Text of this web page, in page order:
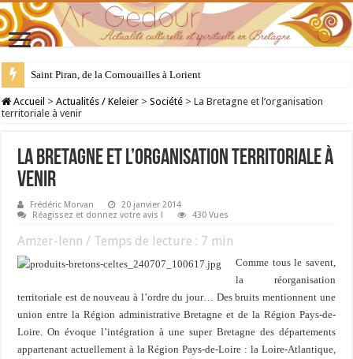
28 juillet : Saint Samson de Dol, père de la Bretagne chrétienne
Accueil > Actualités / Keleier > Société > La Bretagne et l’organisation
territoriale à venir
La Bretagne et l’organisation territoriale à
venir
Frédéric Morvan
20 janvier 2014
Réagissez et donnez votre avis !
430 Vues
Amzer-lenn / Temps de lecture : 7 min
Comme tous le savent,
la réorganisation
territoriale est de nouveau à l’ordre du jour… Des bruits mentionnent une
union entre la Région administrative Bretagne et de la Région Pays-de-
Loire. On évoque l’intégration à une super Bretagne des départements
appartenant actuellement à la Région Pays-de-Loire : la Loire-Atlantique,